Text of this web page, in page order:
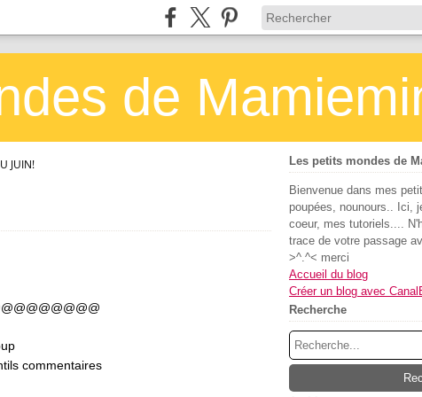
de
JUIN!
commentaires
Les petits mondes de
Bienvenue dans mes
poupées, nounours.. Ici,
coeur, mes tutoriels....
trace de votre passage
>^.^< merci
Accueil du blog
Créer un blog avec
Recherche